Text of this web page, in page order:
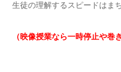
生徒の理解するスピードはま
（映像授業なら一時停止や巻